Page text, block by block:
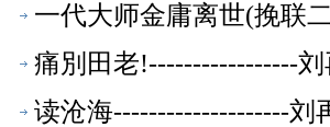
一代大师金庸离世(挽联
痛別田老!-----------------
读沧海--------------------刘